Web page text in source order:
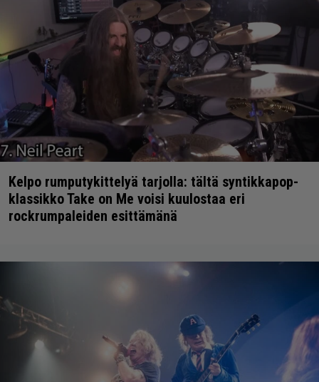
Kelpo rumputykittelyä tarjolla: tältä syntikkapop-
klassikko Take on Me voisi kuulostaa eri
rockrumpaleiden esittämänä